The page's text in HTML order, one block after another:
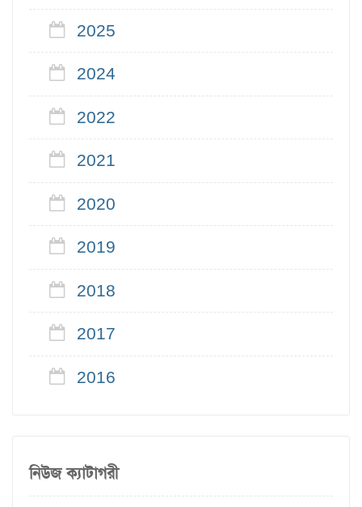
2025
2024
2022
2021
2020
2019
2018
2017
2016
নিউজ ক্যাটাগরী